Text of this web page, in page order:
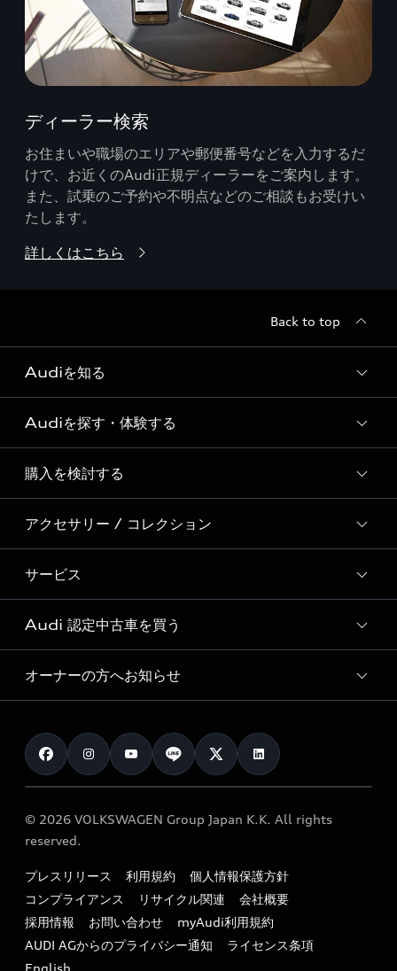
ディーラー検索
お住まいや職場のエリアや郵便番号などを入力するだ
けで、お近くのAudi正規ディーラーをご案内します。
また、試乗のご予約や不明点などのご相談もお受けい
たします。
詳しくはこちら
Back to top
Audiを知る
Audi ブランド
Story of Progress
Audi Sport
Formula 1®
デジタルサービス
Audiを探す・体験する
ディーラー検索
新車在庫検索
試乗車・展示車検索
見積り依頼
試乗予約
購入を検討する
モデル一覧
特別仕様モデル / 限定モデル
e-tronラインアップ
価格シミュレーション
車両比較
カタログ一覧
アクセサリー / コレクション
純正アクセサリー
オンラインショップ
Audi collection
アウディナビアプリ
サービス
サービス入庫予約
サービスプログラム
メンテナンス
車検 / 定期点検
e-tronアフターサポート
myAudi
Audi 認定中古車を買う
Audi認定中古車
クオリティ
保証
メンテナンス
ファイナンス
キャンペーン / イベント
買取査定
オーナーの方へお知らせ
お知らせ
オーナー様向けキャンペーン
特定整備適用車一覧
リサイクル法
よくある質問（FAQ）
© 2026 VOLKSWAGEN Group Japan K.K. All rights
reserved.
プレスリリース 利用規約
個人情報保護方針
コンプライアンス
リサイクル関連
会社概要
採用情報
お問い合わせ
myAudi利用規約
AUDI AGからのプライバシー通知
ライセンス条項
English